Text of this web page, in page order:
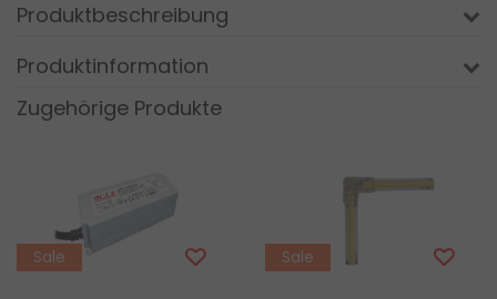
Produktbeschreibung
Produktinformation
Zugehörige Produkte
Sale Sale